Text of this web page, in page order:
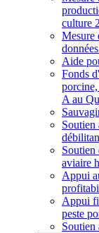
culture
Mesure
Aide
Fonds
A au
Soutien
Soutien
aviaire
Appui
Appui
peste
Soutien